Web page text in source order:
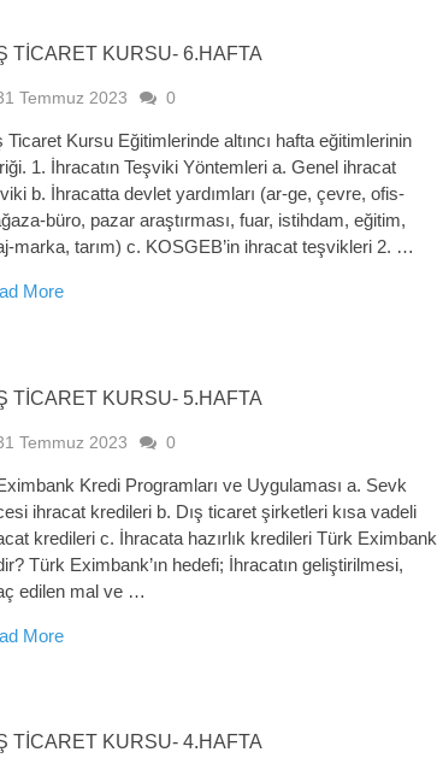
TİCARET KURSU- 6.HAFTA
Temmuz 2023 0
Ticaret Kursu Eğitimlerinde altıncı hafta eğitimlerinin
1. İhracatın Teşviki Yöntemleri a. Genel ihracat
b. İhracatta devlet yardımları (ar-ge, çevre, ofis-
büro, pazar araştırması, fuar, istihdam, eğitim,
marka, tarım) c. KOSGEB’in ihracat teşvikleri 2. …
More
TİCARET KURSU- 5.HAFTA
Temmuz 2023 0
Kredi Programları ve Uygulaması a. Sevk
ihracat kredileri b. Dış ticaret şirketleri kısa vadeli
kredileri c. İhracata hazırlık kredileri Türk Eximbank
Türk Eximbank’ın hedefi; İhracatın geliştirilmesi,
edilen mal ve …
More
TİCARET KURSU- 4.HAFTA